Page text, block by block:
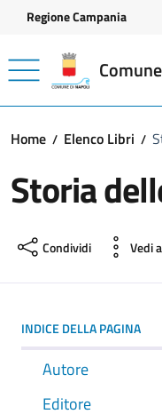
Vai ai contenuti
Vai al footer
Regione Campania
Home Elenco Libri
Storia
Condividi Vedi
INDICE DELLA PAGINA
Autore
Editore